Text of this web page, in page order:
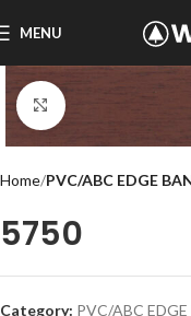
MENU
Click to enlarge
Home PVC/ABC EDGE
5750
Category: PVC/ABC